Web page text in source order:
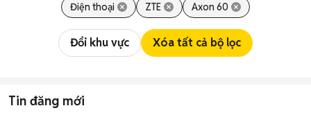
Điện thoại ZTE Axon 60
Đổi khu vực Xóa tất cả bộ lọc
Tin đăng mới